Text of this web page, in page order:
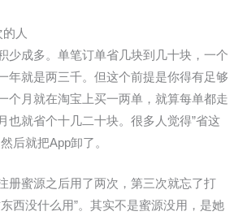
人
少成多。单笔订单省几块到几十块，一个
年就是两三千。但这个前提是你得有足够
个月就在淘宝上买一两单，就算每单都走
也就省个十几二十块。很多人觉得”省这
后就把App卸了。
册蜜源之后用了两次，第三次就忘了打
西没什么用”。其实不是蜜源没用，是她